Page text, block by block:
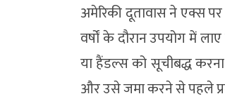
अमेरिकी दूतावास ने एक्स
वर्षों के दौरान उपयोग में
या हैंडल्स को सूचीबद्ध
और उसे जमा करने से पहले